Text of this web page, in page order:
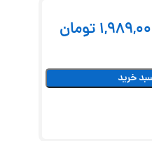
تومان
خرید